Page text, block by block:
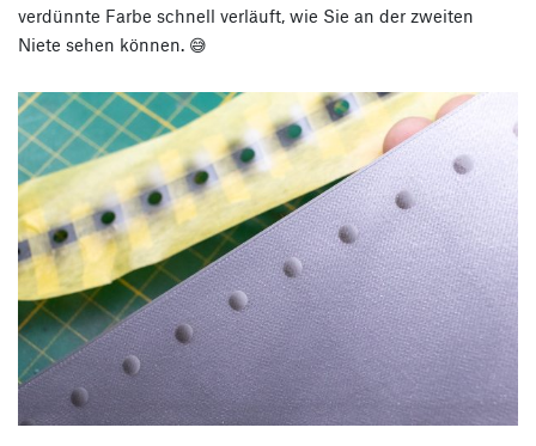
verdünnte Farbe schnell verläuft, wie Sie an der zweiten
Niete sehen können. 😅